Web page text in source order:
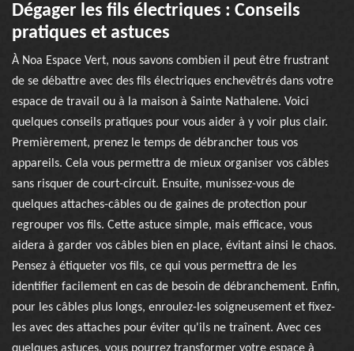
Dégager les fils électriques : Conseils
pratiques et astuces
À Noa Espace Vert, nous savons combien il peut être frustrant
de se débattre avec des fils électriques enchevêtrés dans votre
espace de travail ou à la maison à Sainte Nathalene. Voici
quelques conseils pratiques pour vous aider à y voir plus clair.
Premièrement, prenez le temps de débrancher tous vos
appareils. Cela vous permettra de mieux organiser vos câbles
sans risquer de court-circuit. Ensuite, munissez-vous de
quelques attaches-câbles ou de gaines de protection pour
regrouper vos fils. Cette astuce simple, mais efficace, vous
aidera à garder vos câbles bien en place, évitant ainsi le chaos.
Pensez à étiqueter vos fils, ce qui vous permettra de les
identifier facilement en cas de besoin de débranchement. Enfin,
pour les câbles plus longs, enroulez-les soigneusement et fixez-
les avec des attaches pour éviter qu'ils ne traînent. Avec ces